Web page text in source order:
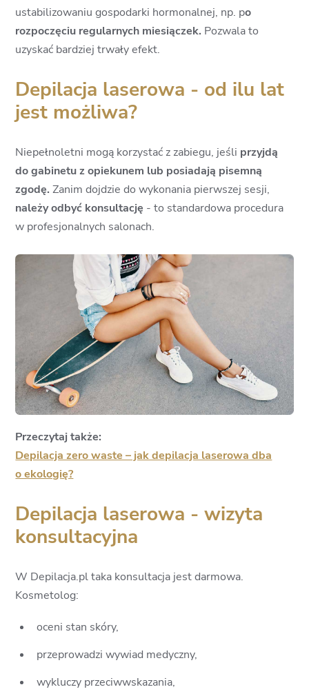
ustabilizowaniu gospodarki hormonalnej, np. po
rozpoczęciu regularnych miesiączek. Pozwala to
uzyskać bardziej trwały efekt.
Depilacja laserowa - od ilu lat
jest możliwa?
Niepełnoletni mogą korzystać z zabiegu, jeśli przyjdą
do gabinetu z opiekunem lub posiadają pisemną
zgodę. Zanim dojdzie do wykonania pierwszej sesji,
należy odbyć konsultację - to standardowa procedura
w profesjonalnych salonach.
Przeczytaj także:
Depilacja zero waste – jak depilacja laserowa dba
o ekologię?
Depilacja laserowa - wizyta
konsultacyjna
W Depilacja.pl taka konsultacja jest darmowa.
Kosmetolog:
oceni stan skóry,
przeprowadzi wywiad medyczny,
wykluczy przeciwwskazania,